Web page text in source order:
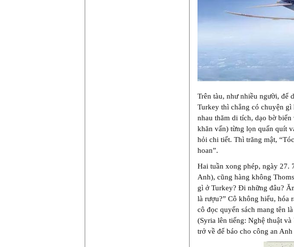
Trên tàu, như nhiều người, để
Turkey thì chẳng có chuyện
nhau thăm di tích, dạo bờ
khăn vấn) từng lọn quấn quít
hỏi chi tiết. Thì trăng mật,
hoan”.
Hai tuần xong phép, ngày 27.
Anh), cũng hàng không
gì ở Turkey? Đi những đâu?
là rượu?” Cô không hiểu, hóa
cô đọc quyển sách mang tên là
(Syria lên tiếng: Nghệ thuật
trở về để báo cho công an